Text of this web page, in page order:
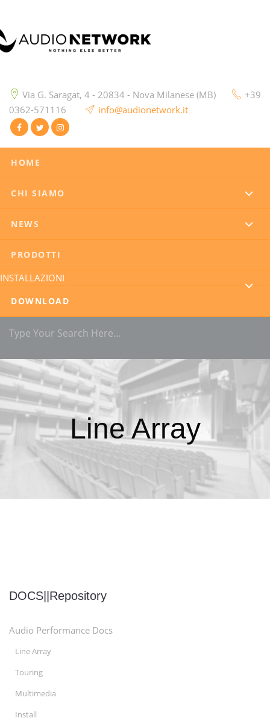
Via G. Saragat, 4 - 20834 - Nova Milanese (MB)
+39
0362-571116
info@audionetwork.it
HOME
CHI SIAMO
NEWS
PRODOTTI
INSTALLAZIONI
DOWNLOAD
Line Array
DOCS||Repository
Audio Performance Docs
Line Array
Touring
Multimedia
Install